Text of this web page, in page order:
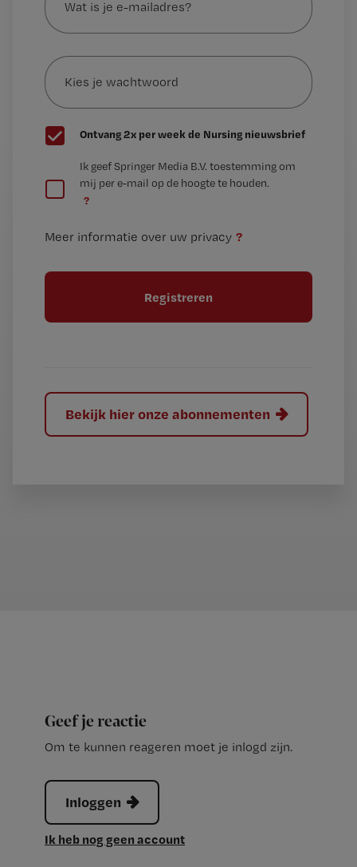
je
mailadres?
Kies
je
wachtwoord
G
e
t
Ontvang 2x per week de Nursing nieuwsbrief
e
t
l
Ik geef Springer Media B.V. toestemming om
mij per e-mail op de hoogte te houden.
?
Meer informatie over uw privacy ?
Bekijk hier onze abonnementen
Geef je reactie
Om te kunnen reageren moet je inlogd zijn.
Inloggen
Ik heb nog geen account